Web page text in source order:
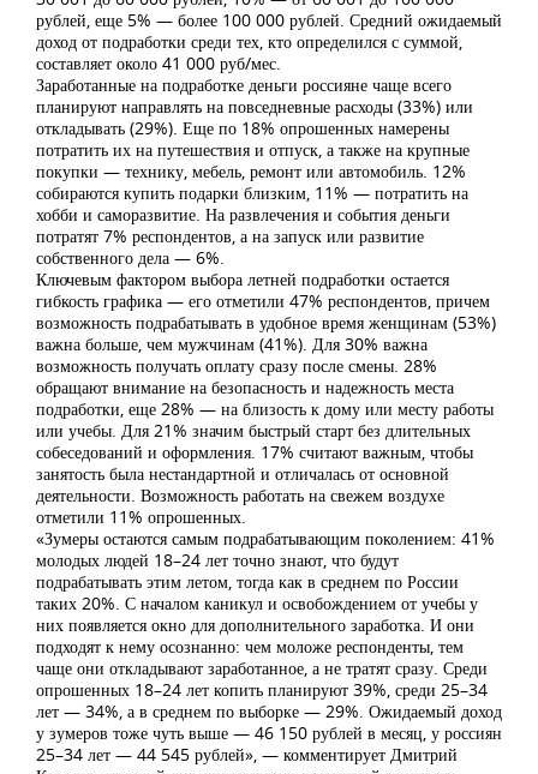
рублей, еще 5% — более 100 000 рублей. Средний ожидаемый
доход от подработки среди тех, кто определился с суммой,
составляет около 41 000 руб/мес.
Заработанные на подработке деньги россияне чаще всего
планируют направлять на повседневные расходы (33%) или
откладывать (29%). Еще по 18% опрошенных намерены
потратить их на путешествия и отпуск, а также на крупные
покупки — технику, мебель, ремонт или автомобиль. 12%
собираются купить подарки близким, 11% — потратить на
хобби и саморазвитие. На развлечения и события деньги
потратят 7% респондентов, а на запуск или развитие
собственного дела — 6%.
Ключевым фактором выбора летней подработки остается
гибкость графика — его отметили 47% респондентов, причем
возможность подрабатывать в удобное время женщинам (53%)
важна больше, чем мужчинам (41%). Для 30% важна
возможность получать оплату сразу после смены. 28%
обращают внимание на безопасность и надежность места
подработки, еще 28% — на близость к дому или месту работы
или учебы. Для 21% значим быстрый старт без длительных
собеседований и оформления. 17% считают важным, чтобы
занятость была нестандартной и отличалась от основной
деятельности. Возможность работать на свежем воздухе
отметили 11% опрошенных.
«Зумеры остаются самым подрабатывающим поколением: 41%
молодых людей 18–24 лет точно знают, что будут
подрабатывать этим летом, тогда как в среднем по России
таких 20%. С началом каникул и освобождением от учебы у
них появляется окно для дополнительного заработка. И они
подходят к нему осознанно: чем моложе респонденты, тем
чаще они откладывают заработанное, а не тратят сразу. Среди
опрошенных 18–24 лет копить планируют 39%, среди 25–34
лет — 34%, а в среднем по выборке — 29%. Ожидаемый доход
у зумеров тоже чуть выше — 46 150 рублей в месяц, у россиян
25–34 лет — 44 545 рублей», — комментирует Дмитрий